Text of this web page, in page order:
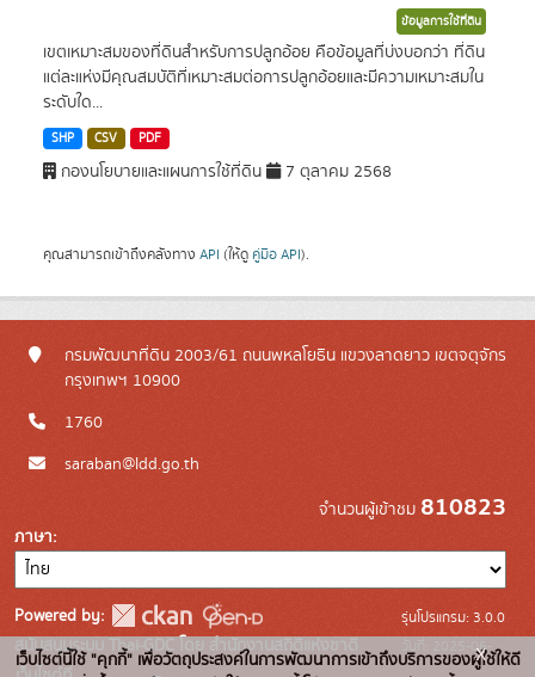
ข้อมูลการใช้ที่ดิน
เขตเหมาะสมของที่ดินสำหรับการปลูกอ้อย คือข้อมูลที่บ่งบอกว่า ที่ดิน
แต่ละแห่งมีคุณสมบัติที่เหมาะสมต่อการปลูกอ้อยและมีความเหมาะสมใน
ระดับใด...
SHP CSV PDF
กองนโยบายและแผนการใช้ที่ดิน 7 ตุลาคม 2568
คุณสามารถเข้าถึงคลังทาง API (ให้ดู คู่มือ API).
กรมพัฒนาที่ดิน 2003/61 ถนนพหลโยธิน แขวงลาดยาว เขตจตุจักร
กรุงเทพฯ 10900
1760
saraban@ldd.go.th
จำนวนผู้เข้าชม 810823
ภาษา
Powered by:
สนับสนุนระบบ Thai-GDC โดย สำนักงานสถิติแห่งชาติ
รุ่นโปรแกรม: 3.0.0
วันที่: 2025-06-
เว็บไซต์นี้ใช้ "คุกกี้" เพื่อวัตถุประสงค์ในการพัฒนาการเข้าถึงบริการของผู้ใช้ให้ดี
x